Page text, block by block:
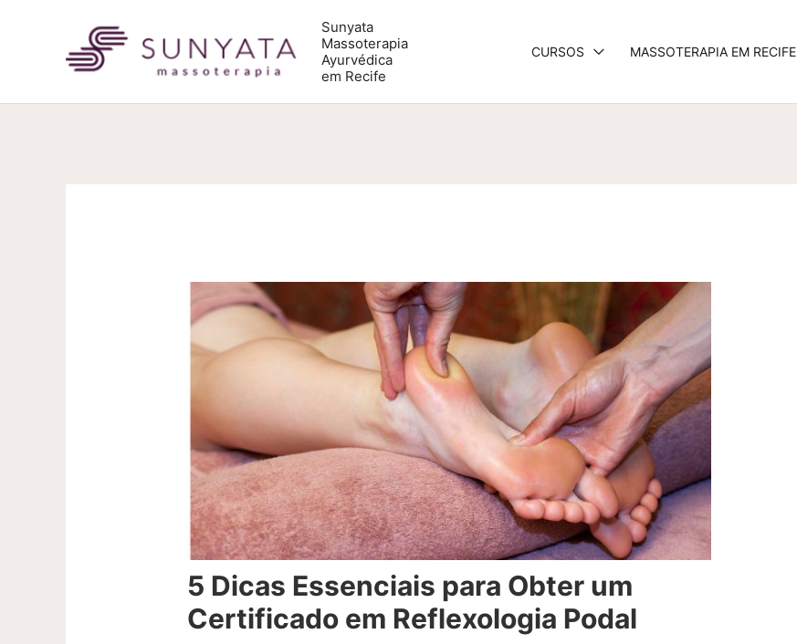
Sunyata
Massoterapia
Ayurvédica
em Recife
CURSOS MASSOTERAPIA EM RECIFE
5 Dicas Essenciais para Obter um
Certificado em Reflexologia Podal